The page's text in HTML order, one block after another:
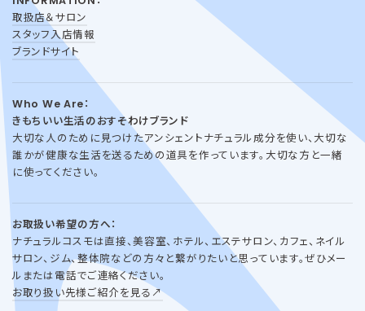
取扱店＆サロン
スタッフ入店情報
ブランドサイト
Who We Are：
きもちいい生活のおすそわけブランド
大切な人のために見つけたアンシェントナチュラル成分を使い、大切な
誰かが健康な生活を送るための道具を作っています。大切な方と一緒
に使ってください。
お取扱い希望の方へ：
ナチュラルコスモは直接、美容室、ホテル、エステサロン、カフェ、ネイル
サロン、ジム、整体院などの方々と繋がりたいと思っています。ぜひメー
ルまたは電話でご連絡ください。
お取り扱い先様ご紹介を見る↗︎